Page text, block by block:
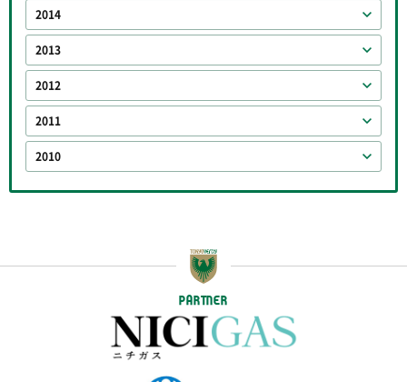
2014
2013
2012
2011
2010
PARTNER